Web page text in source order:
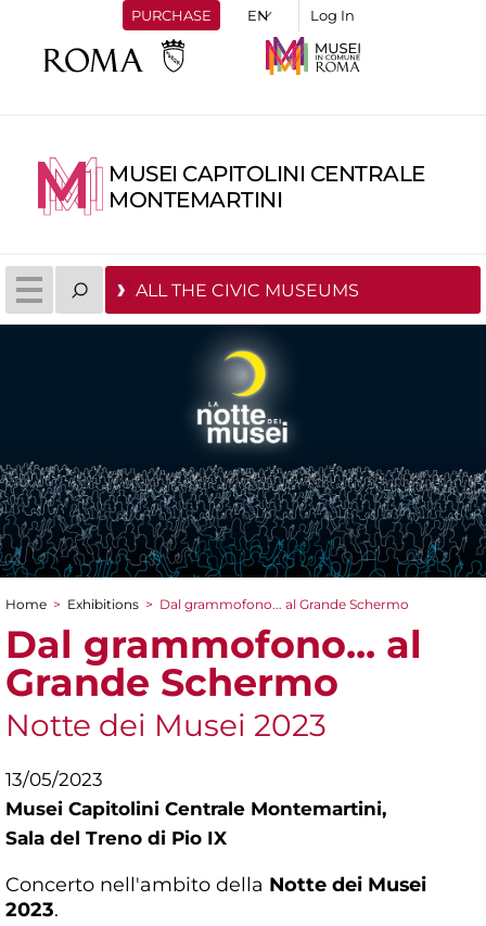
PURCHASE Log In
MUSEI CAPITOLINI CENTRALE
MONTEMARTINI
ALL THE CIVIC MUSEUMS
You are here
Home > Exhibitions > Dal grammofono... al Grande Schermo
Dal grammofono... al
Grande Schermo
Notte dei Musei 2023
13/05/2023
Musei Capitolini Centrale Montemartini,
Sala del Treno di Pio IX
Concerto nell'ambito della Notte dei Musei
2023.